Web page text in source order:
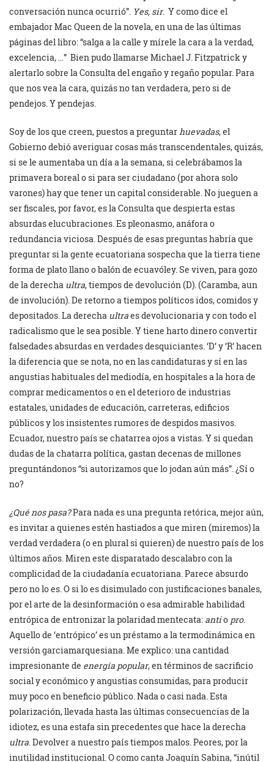
conversación nunca ocurrió”. Yes, sir. Y como dice el
embajador Mac Queen de la novela, en una de las últimas
páginas del libro: “salga a la calle y mírele la cara a la verdad,
excelencia, …” Bien pudo llamarse Michael J. Fitzpatrick y
alertarlo sobre la Consulta del engaño y regaño popular. Para
que nos vea la cara, quizás no tan verdadera, pero si de
pendejos. Y pendejas.
Soy de los que creen, puestos a preguntarhuevadas, el
Gobierno debió averiguar cosas más transcendentales, quizás,
si se le aumentaba un día a la semana, si celebrábamos la
primavera boreal o si para ser ciudadano (por ahora solo
varones) hay que tener un capital considerable. No jueguen a
ser fiscales, por favor, es la Consulta que despierta estas
absurdas elucubraciones. Es pleonasmo, anáfora o
redundancia viciosa. Después de esas preguntas habría que
preguntar si la gente ecuatoriana sospecha que la tierra tiene
forma de plato llano o balón de ecuavóley. Se viven, para gozo
de la derecha ultra, tiempos de devolución (D). (Caramba, aun
de involución). De retorno a tiempos políticos idos, comidos y
depositados. La derecha ultraes devolucionaria y con todo el
radicalismo que le sea posible. Y tiene harto dinero convertir
falsedades absurdas en verdades desquiciantes. ‘D’ y ‘R’ hacen
la diferencia que se nota, no en las candidaturas y sí en las
angustias habituales del mediodía, en hospitales a la hora de
comprar medicamentos o en el deterioro de industrias
estatales, unidades de educación, carreteras, edificios
públicos y los insistentes rumores de despidos masivos.
Ecuador, nuestro país se chatarrea ojos a vistas. Y si quedan
dudas de la chatarra política, gastan decenas de millones
preguntándonos “si autorizamos que lo jodan aún más”. ¿Sí o
no?
¿Qué nos pasa?Para nada es una pregunta retórica, mejor aún,
es invitar a quienes estén hastiados a que miren (miremos) la
verdad verdadera (o en plural si quieren) de nuestro país de los
últimos años. Miren este disparatado descalabro con la
complicidad de la ciudadanía ecuatoriana. Parece absurdo
pero no lo es. O si lo es disimulado con justificaciones banales,
por el arte de la desinformación o esa admirable habilidad
entrópica de entronizar la polaridad mentecata: antio pro.
Aquello de ‘entrópico’ es un préstamo a la termodinámica en
versión garciamarquesiana. Me explico: una cantidad
impresionante de energía popular, en términos de sacrificio
social y económico y angustias consumidas, para producir
muy poco en beneficio público. Nada o casi nada. Esta
polarización, llevada hasta las últimas consecuencias de la
idiotez, es una estafa sin precedentes que hace la derecha
ultra. Devolver a nuestro país tiempos malos. Peores, por la
inutilidad institucional. O como canta Joaquín Sabina, “inútil